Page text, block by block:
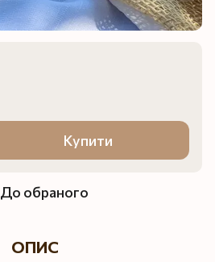
Купити
До обраного
ОПИС